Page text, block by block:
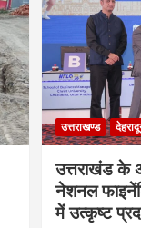
उत्तराखण्ड
उत्तराखंड के
नेशनल
में उत्कृष्ट